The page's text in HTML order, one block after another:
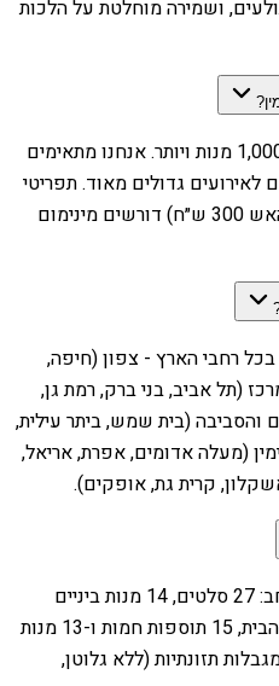
ושמירה מוחלטת על הלכות
ניתן להזמין החל מ-10 מנות ועד 1,000 מנות ויותר. אנחנו מתאימים
לאירועים גדולים מאוד. תפריטי
הפרימיום (יוקרתי 170 ש״ח, על האש 300 ש״ח) דורשים מינימום
בכל רחבי הארץ - צפון (חיפה,
(תל אביב, בני ברק, רמת גן,
והסביבה (בית שמש, ביתר עילית,
(מעלה אדומים, אפרת, אריאל,
קרית גת, אופקים).
בהחלט. ניתן לבחור מתוך מגוון רחב: 27 סלטים, 14 מנות ביניים
ודגים, 7 פשטידות השף, 6 מרקי הבית, 15 תוספות חמות ו-13 מנות
תזונתיות (ללא גלוטן,